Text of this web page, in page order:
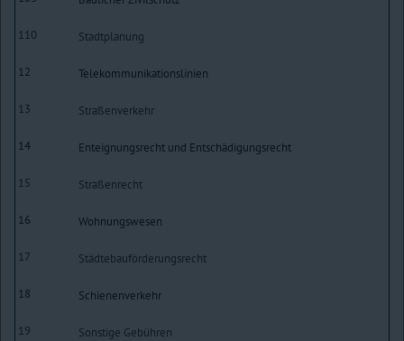
110 Stadtplanung
12 Telekommunikationslinien
13 Straßenverkehr
14 Enteignungsrecht und Entschädigungsrecht
15 Straßenrecht
16 Wohnungswesen
17 Städtebauförderungsrecht
18 Schienenverkehr
19 Sonstige Gebühren